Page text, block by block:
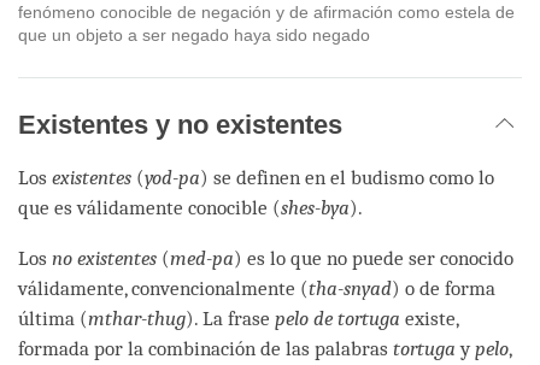
fenómeno conocible de negación y de afirmación como estela de
que un objeto a ser negado haya sido negado
Existentes y no existentes
Los existentes (yod-pa) se definen en el budismo como lo
que es válidamente conocible (shes-bya).
Los no existentes (med-pa) es lo que no puede ser conocido
válidamente, convencionalmente (tha-snyad) o de forma
última (mthar-thug). La frase pelo de tortuga existe,
formada por la combinación de las palabras tortuga ypelo,